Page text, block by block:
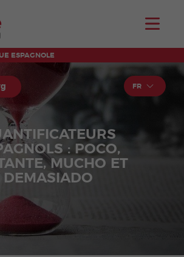
ESPAGNOLE
FR
: POCO,
MUCHO ET
DEMASIADO